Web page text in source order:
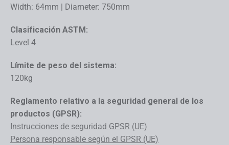
Width: 64mm | Diameter: 750mm
Clasificación ASTM:
Level 4
Límite de peso del sistema:
120kg
Reglamento relativo a la seguridad general de los
productos (GPSR):
Instrucciones de seguridad GPSR (UE)
Persona responsable según el GPSR (UE)